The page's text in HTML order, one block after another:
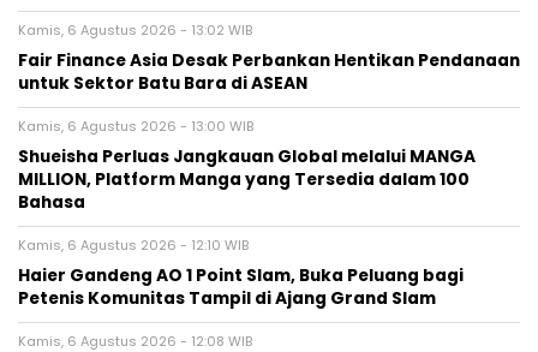
Kamis, 6 Agustus 2026 - 13:02 WIB
Fair Finance Asia Desak Perbankan Hentikan Pendanaan
untuk Sektor Batu Bara di ASEAN
Kamis, 6 Agustus 2026 - 13:00 WIB
Shueisha Perluas Jangkauan Global melalui MANGA
MILLION, Platform Manga yang Tersedia dalam 100
Bahasa
Kamis, 6 Agustus 2026 - 12:10 WIB
Haier Gandeng AO 1 Point Slam, Buka Peluang bagi
Petenis Komunitas Tampil di Ajang Grand Slam
Kamis, 6 Agustus 2026 - 12:08 WIB